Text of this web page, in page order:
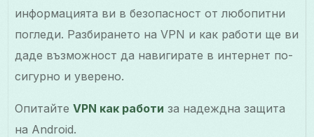
информацията ви в безопасност от любопитни
погледи. Разбирането на VPN и как работи ще ви
даде възможност да навигирате в интернет по-
сигурно и уверено.
ОпитайтеVPN как работи за надеждна защита
на Android.